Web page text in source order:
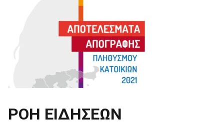
ΡΟΗ ΕΙΔΗΣΕΩΝ